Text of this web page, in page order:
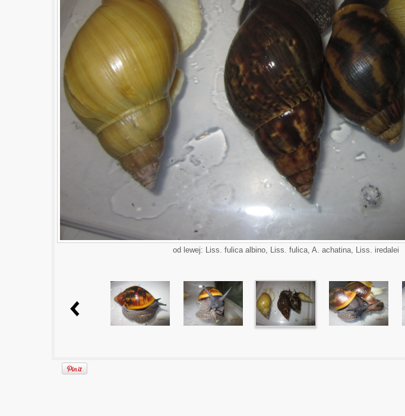
od lewej: Liss. fulica albino, Liss. fulica, A. achatina, Liss. iredalei